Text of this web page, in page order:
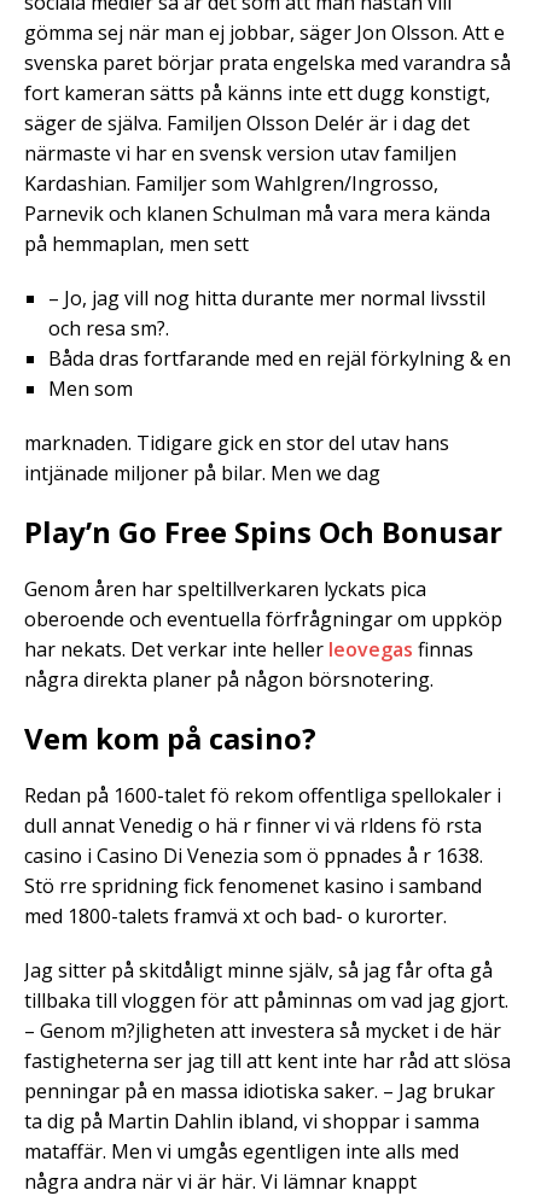
gömma sej när man ej jobbar, säger Jon Olsson. Att e
svenska paret börjar prata engelska med varandra så
fort kameran sätts på känns inte ett dugg konstigt,
säger de själva. Familjen Olsson Delér är i dag det
närmaste vi har en svensk version utav familjen
Kardashian. Familjer som Wahlgren/Ingrosso,
Parnevik och klanen Schulman må vara mera kända
på hemmaplan, men sett
– Jo, jag vill nog hitta durante mer normal livsstil
och resa sm?.
Båda dras fortfarande med en rejäl förkylning & en
Men som
marknaden. Tidigare gick en stor del utav hans
intjänade miljoner på bilar. Men we dag
Play’n Go Free Spins Och Bonusar
Genom åren har speltillverkaren lyckats pica
oberoende och eventuella förfrågningar om uppköp
har nekats. Det verkar inte heller leovegas finnas
några direkta planer på någon börsnotering.
Vem kom på casino?
Redan på 1600-talet fö rekom offentliga spellokaler i
dull annat Venedig o hä r finner vi vä rldens fö rsta
casino i Casino Di Venezia som ö ppnades å r 1638.
Stö rre spridning fick fenomenet kasino i samband
med 1800-talets framvä xt och bad- o kurorter.
Jag sitter på skitdåligt minne själv, så jag får ofta gå
tillbaka till vloggen för att påminnas om vad jag gjort.
– Genom m?jligheten att investera så mycket i de här
fastigheterna ser jag till att kent inte har råd att slösa
penningar på en massa idiotiska saker. – Jag brukar
ta dig på Martin Dahlin ibland, vi shoppar i samma
mataffär. Men vi umgås egentligen inte alls med
några andra när vi är här. Vi lämnar knappt